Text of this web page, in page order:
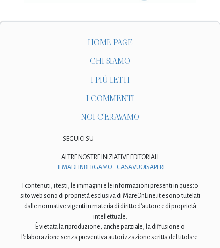
HOME PAGE
CHI SIAMO
I PIÙ LETTI
I COMMENTI
NOI C'ERAVAMO
SEGUICI SU
ALTRE NOSTRE INIZIATIVE EDITORIALI
ILMADEINBERGAMO
CASAVUOISAPERE
I contenuti, i testi, le immagini e le informazioni presenti in questo
sito web sono di proprietà esclusiva di MareOnLine.it e sono tutelati
dalle normative vigenti in materia di diritto d'autore e di proprietà
intellettuale.
È vietata la riproduzione, anche parziale, la diffusione o
l'elaborazione senza preventiva autorizzazione scritta del titolare.